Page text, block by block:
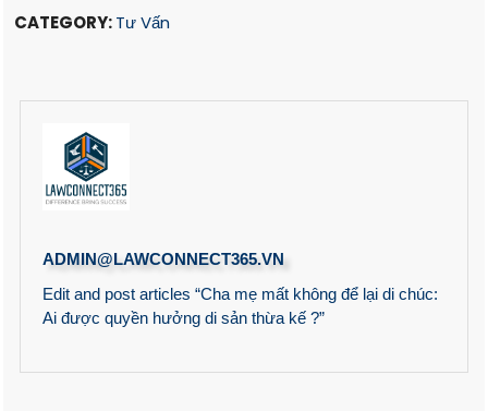
CATEGORY:Tư Vấn
ADMIN@LAWCONNECT365.VN
Edit and post articles “Cha mẹ mất không để lại di chúc:
Ai được quyền hưởng di sản thừa kế ?”